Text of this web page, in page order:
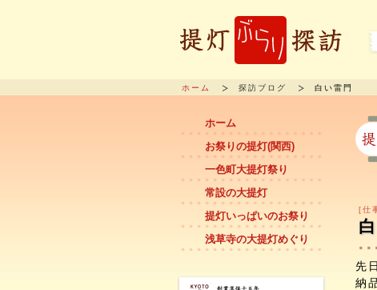
ホーム 探訪ブログ 白い雷門
[仕
先
納
ホーム
お祭りの提灯(関西)
一色町大提灯祭り
常設の大提灯
提灯いっぱいのお祭り
浅草寺の大提灯めぐり